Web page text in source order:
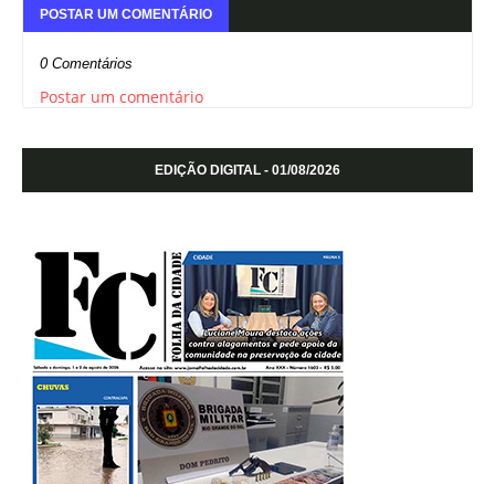
POSTAR UM COMENTÁRIO
0 Comentários
Postar um comentário
EDIÇÃO DIGITAL - 01/08/2026